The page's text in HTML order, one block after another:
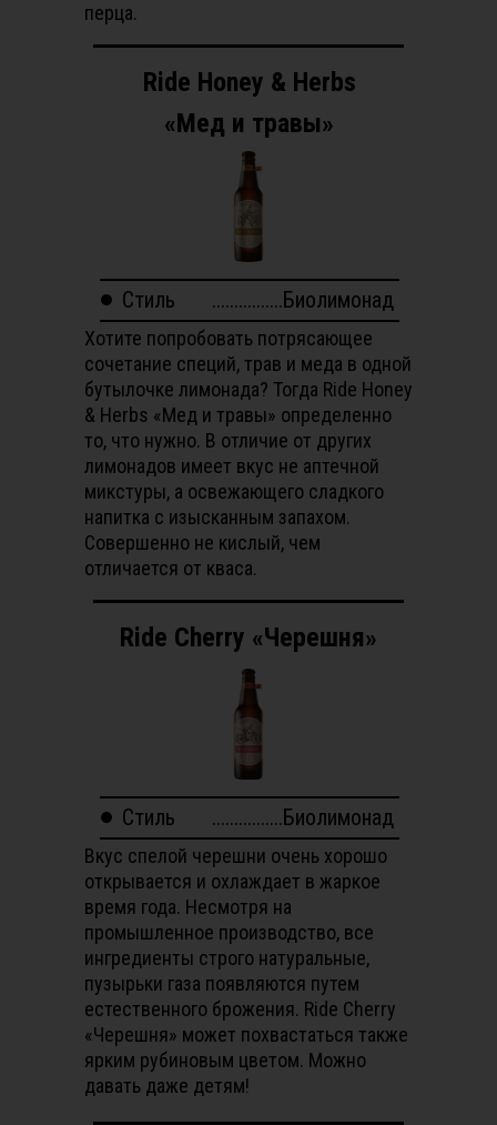
перца.
Стиль ................Биолимонад
Ride Honey & Herbs
«Мед и травы»
Хотите попробовать потрясающее
сочетание специй, трав и меда в одной
бутылочке лимонада? Тогда Ride Honey
& Herbs «Мед и травы» определенно
то, что нужно. В отличие от других
лимонадов имеет вкус не аптечной
микстуры, а освежающего сладкого
напитка с изысканным запахом.
Совершенно не кислый, чем
отличается от кваса.
Стиль ................Биолимонад
Ride Cherry «Черешня»
Вкус спелой черешни очень хорошо
открывается и охлаждает в жаркое
время года. Несмотря на
промышленное производство, все
ингредиенты строго натуральные,
пузырьки газа появляются путем
естественного брожения. Ride Cherry
«Черешня» может похвастаться также
ярким рубиновым цветом. Можно
давать даже детям!